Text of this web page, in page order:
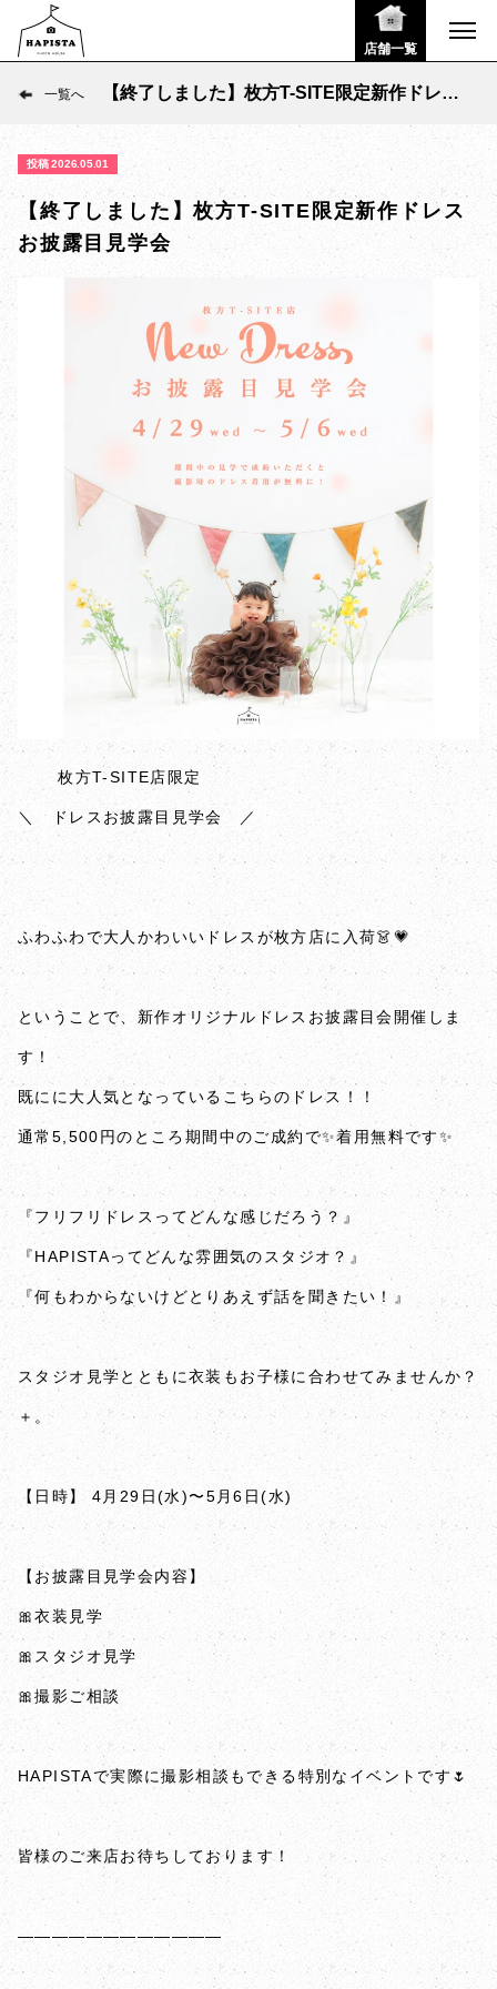
店舗一覧
一覧へ
【終了しました】枚方T-SITE限定新作ドレス
投稿 2026.05.01
【終了しました】枚方T-SITE限定新作ドレス
お披露目見学会
枚方T-SITE店限定
＼ ドレスお披露目見学会 ／
ふわふわで大人かわいいドレスが枚方店に入荷👗💗
ということで、新作オリジナルドレスお披露目会開催しま
す！
既にに大人気となっているこちらのドレス！！
通常5,500円のところ期間中のご成約で✨着用無料です✨
『フリフリドレスってどんな感じだろう？』
『HAPISTAってどんな雰囲気のスタジオ？』
『何もわからないけどとりあえず話を聞きたい！』
スタジオ見学とともに衣装もお子様に合わせてみませんか？
＋。
【日時】 4月29日(水)〜5月6日(水)
【お披露目見学会内容】
🎀衣装見学
🎀スタジオ見学
🎀撮影ご相談
HAPISTAで実際に撮影相談もできる特別なイベントです🌷
皆様のご来店お待ちしております！
————————————
ㅤㅤㅤㅤㅤㅤㅤㅤㅤㅤㅤㅤㅤ